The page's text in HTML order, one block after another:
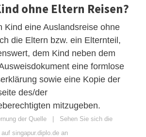
ohne Eltern Reisen?
Kind eine Auslandsreise ohne
die Eltern bzw. ein Elternteil,
dem Kind neben dem
eine formlose
sowie eine Kopie der
des/der
mitzugeben.
der Quelle | Sehen Sie sich die
singapur.diplo.de an